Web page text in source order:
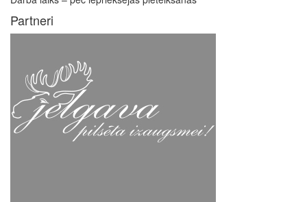
Partneri